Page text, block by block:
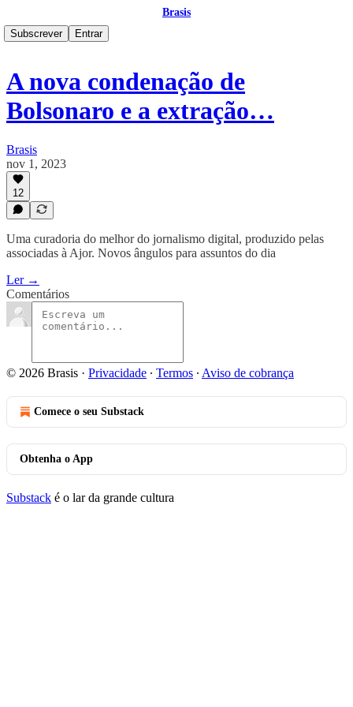
Brasis
Subscrever
Entrar
A nova condenação de
Bolsonaro e a extração…
Brasis
nov 1, 2023
12
Uma curadoria do melhor do jornalismo digital, produzido pelas
associadas à Ajor. Novos ângulos para assuntos do dia
Ler →
Comentários
© 2026 Brasis · Privacidade ∙ Termos ∙ Aviso de cobrança
Comece o seu Substack
Obtenha o App
Substack é o lar da grande cultura